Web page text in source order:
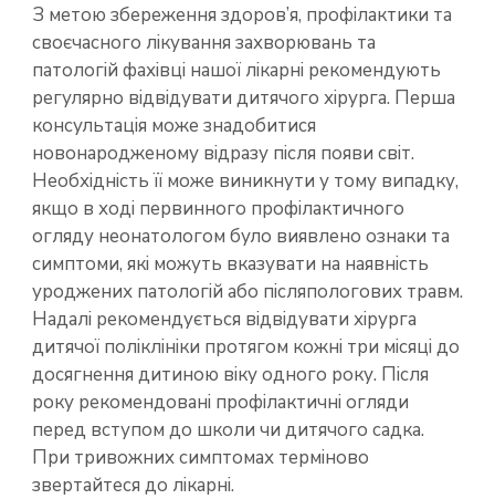
З метою збереження здоров’я, профілактики та
своєчасного лікування захворювань та
патологій фахівці нашої лікарні рекомендують
регулярно відвідувати дитячого хірурга. Перша
консультація може знадобитися
новонародженому відразу після появи світ.
Необхідність її може виникнути у тому випадку,
якщо в ході первинного профілактичного
огляду неонатологом було виявлено ознаки та
симптоми, які можуть вказувати на наявність
уроджених патологій або післяпологових травм.
Надалі рекомендується відвідувати хірурга
дитячої поліклініки протягом кожні три місяці до
досягнення дитиною віку одного року. Після
року рекомендовані профілактичні огляди
перед вступом до школи чи дитячого садка.
При тривожних симптомах терміново
звертайтеся до лікарні.